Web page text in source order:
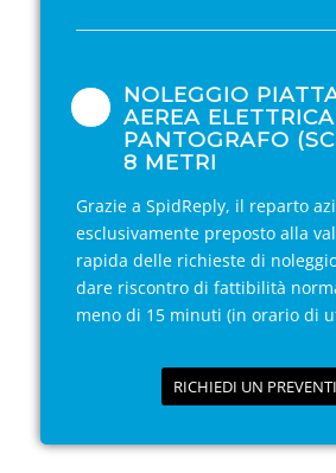
NOLEGGIO
AEREA
PANTOGRAFO
8 METRI
Grazie a SpidReply, il reparto
esclusivamente preposto alla
rapida delle richieste di
dare riscontro di fattibilità
meno di 15 minuti (in orario di
RICHIEDI UN